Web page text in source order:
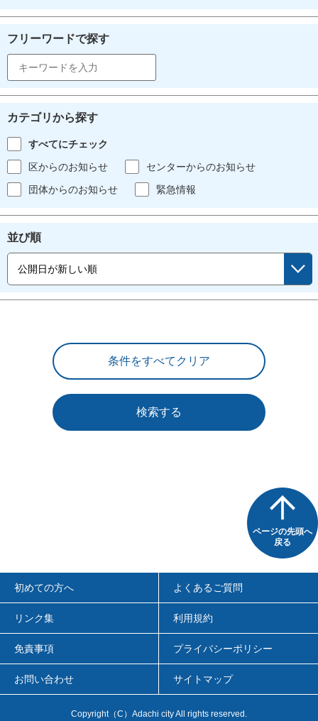
フリーワードで探す
カテゴリから探す
すべてにチェック
区からのお知らせ
センターからのお知らせ
団体からのお知らせ
緊急情報
並び順
検索する
ページの先頭へ
戻る
初めての方へ よくあるご質問
リンク集 利用規約
免責事項 プライバシーポリシー
お問い合わせ サイトマップ
Copyright（C）Adachi city All rights reserved.